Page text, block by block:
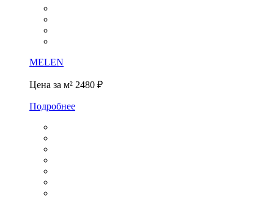
MELEN
Цена за м² 2480 ₽
Подробнее